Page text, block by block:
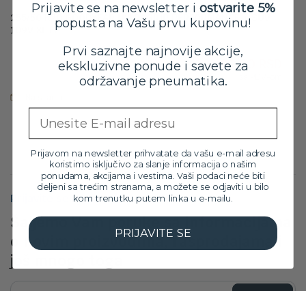
255/50 R20 GOODYEAR ULTRAGRIP PERFORMANCE + SUV
109V XL FP
42,699.00
38,399.00
Prijavite se na newsletter
Šaljemo Vam poruke sa informacijama
o novim proizvodima, rasprodajama i
još mnogo toga
Prijavite se na newsletter i ostvarite 5%
popusta na Vašu prvu kupovinu!
Prvi saznajte najnovije akcije,
ekskluzivne ponude i savete za
održavanje pneumatika.
Prijavom na newsletter prihvatate da vašu e-mail adresu
koristimo isključivo za slanje informacija o našim
ponudama, akcijama i vestima. Vaši podaci neće biti
deljeni sa trećim stranama, a možete se odjaviti u bilo
kom trenutku putem linka u e-mailu.
PRIJAVITE SE